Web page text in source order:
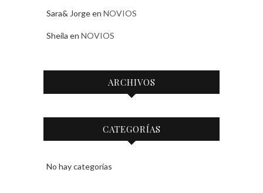
Sara& Jorgeen NOVIOS
Sheila en NOVIOS
ARCHIVOS
CATEGORÍAS
No hay categorías